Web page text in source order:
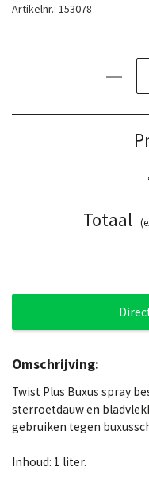
Artikelnr.: 153078
Totaal
Omschrijving:
Twist Plus Buxus spray
sterroetdauw en
gebruiken tegen
Inhoud: 1 liter.